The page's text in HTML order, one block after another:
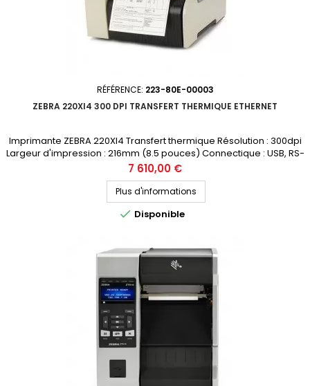
RÉFÉRENCE: 223-80E-00003
ZEBRA 220XI4 300 DPI TRANSFERT THERMIQUE ETHERNET
Imprimante ZEBRA 220XI4 Transfert thermique Résolution : 300dpi
Largeur d'impression : 216mm (8.5 pouces) Connectique : USB, RS-
232, Ethernet Prix public (avant remise) : 7386€ HT Demandez votre
devis personnalisé
Prix
7 610,00 €
Plus d'informations
 Disponible